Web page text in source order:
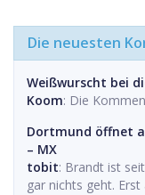
Die neuesten
Weißwurscht bei
Koom: Die
Dortmund öffnet
– MX
tobit: Brandt ist
gar nichts geht.